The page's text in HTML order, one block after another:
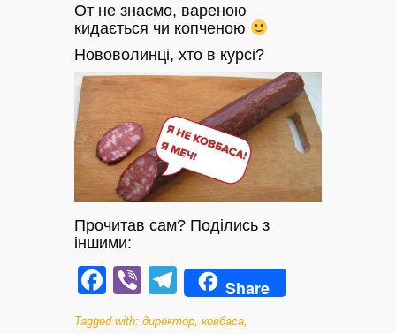
От не знаємо, вареною
кидається чи копченою
Нововолинці, хто в курсі?
Прочитав сам? Поділись з
іншими:
Facebook
ViberTelegram
Share
Tagged with: директор, ковбаса,